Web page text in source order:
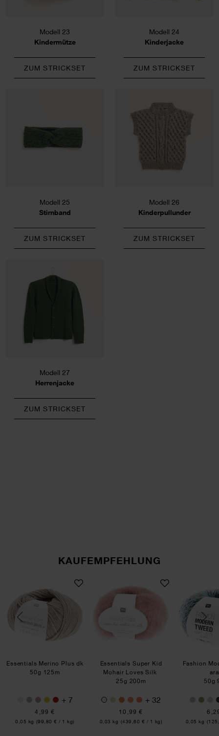
Modell 23
Kindermütze
ZUM STRICKSET
Modell 24
Kinderjacke
ZUM STRICKSET
Modell 25
Stirnband
ZUM STRICKSET
Modell 26
Kinderpullunder
ZUM STRICKSET
Modell 27
Herrenjacke
ZUM STRICKSET
KAUFEMPFEHLUNG
Essentials Merino Plus dk
Essentials Merino Plus dk
50g 125m
+ 7
4,99 €
Inhalt:
0,05 kg (99,80 € / 1 kg)
Essentials Super Kid
Essentials Super Kid
Mohair Loves Silk
25g 200m
+ 32
10,99 €
Inhalt:
0,03 kg (439,60 € / 1 kg)
Fashion
50g
Inhalt:
0,05 kg